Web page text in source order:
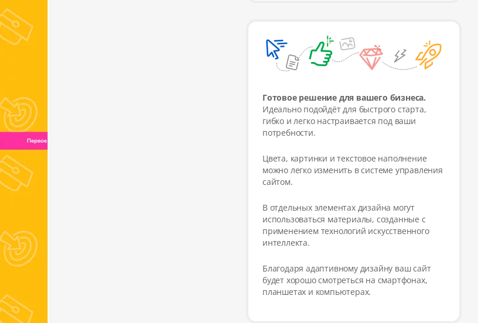
Готовое решение для вашего бизнеса.
Идеально подойдёт для быстрого старта,
гибко и легко настраивается под ваши
потребности.
Цвета, картинки и текстовое наполнение
можно легко изменить в системе управления
сайтом.
В отдельных элементах дизайна могут
использоваться материалы, созданные с
применением технологий искусственного
интеллекта.
Благодаря адаптивному дизайну ваш сайт
будет хорошо смотреться на смартфонах,
планшетах и компьютерах.